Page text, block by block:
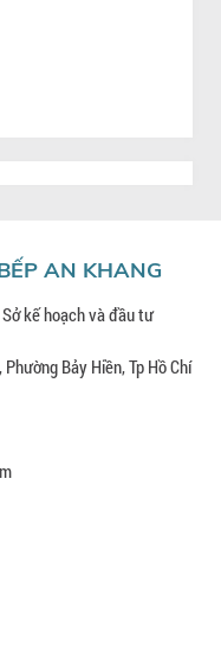
AN KHANG
kế hoạch và đầu tư
Bảy Hiền, Tp Hồ Chí